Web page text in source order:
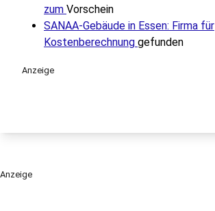
zum Vorschein
SANAA-Gebäude in Essen: Firma für
Kostenberechnung gefunden
Anzeige
Anzeige